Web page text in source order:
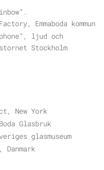
Emmaboda kommun
phone”, ljud och
Stockholm
New York
Glasbruk
glasmuseum